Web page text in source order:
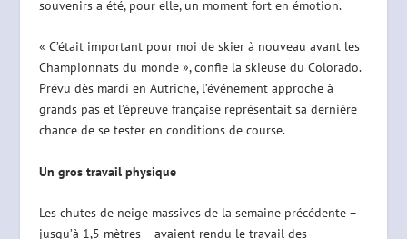
souvenirs a été, pour elle, un moment fort en émotion.
« C’était important pour moi de skier à nouveau avant les
Championnats du monde », confie la skieuse du Colorado.
Prévu dès mardi en Autriche, l’événement approche à
grands pas et l’épreuve française représentait sa dernière
chance de se tester en conditions de course.
Un gros travail physique
Les chutes de neige massives de la semaine précédente –
jusqu’à 1,5 mètres – avaient rendu le travail des